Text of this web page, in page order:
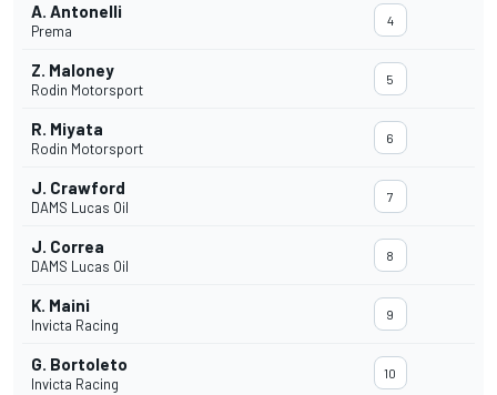
A. Antonelli
Prema
4
Z. Maloney
Rodin Motorsport
5
R. Miyata
Rodin Motorsport
6
J. Crawford
DAMS Lucas Oil
7
J. Correa
DAMS Lucas Oil
8
K. Maini
Invicta Racing
9
G. Bortoleto
Invicta Racing
10